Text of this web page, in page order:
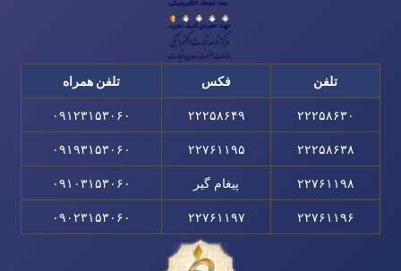
تلفن فکس تلفن همراه
۲۲۲۵۸۶۳۰ ۲۲۲۵۸۶۴۹ ۰۹۱۲۳۱۵۳۰۶۰
۲۲۲۵۸۶۳۸ ۲۲۷۶۱۱۹۵ ۰۹۱۹۳۱۵۳۰۶۰
۲۲۷۶۱۱۹۸ پیغام گیر ۰۹۱۰۳۱۵۳۰۶۰
۲۲۷۶۱۱۹۶ ۲۲۷۶۱۱۹۷ ۰۹۰۲۳۱۵۳۰۶۰